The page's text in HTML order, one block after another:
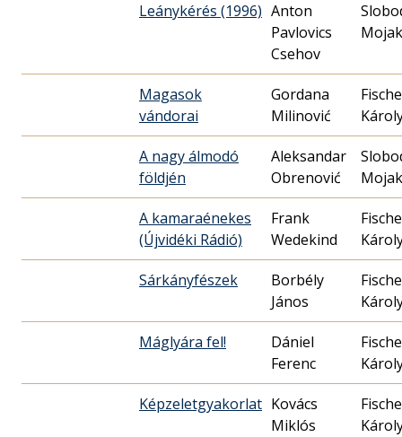
Leánykérés (1996) Anton
Pavlovics
Csehov
Mojak
Magasok
vándorai
Gordana
Milinović
A nagy álmodó
földjén
Aleksandar
Obrenović
Mojak
A kamaraénekes
(Újvidéki Rádió)
Frank
Wedekind
Sárkányfészek
Borbély
János
Máglyára fel!
Dániel
Ferenc
Képzeletgyakorlat Kovács
Miklós